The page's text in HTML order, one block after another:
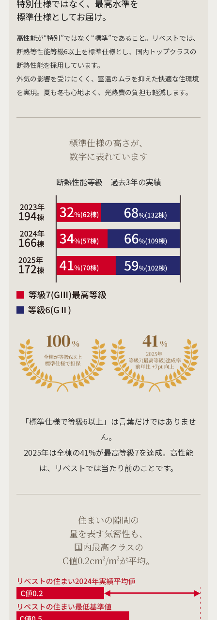
特別仕様ではなく、最高水準を
標準仕様としてお届け。
高性能が“特別”ではなく“標準”であること。リベストでは、
断熱等性能等級6以上を標準仕様とし、国内トップクラスの
断熱性能を採用しています。
外気の影響を受けにくく、室温のムラを抑えた快適な住環境
を実現。夏も冬も心地よく、光熱費の負担も軽減します。
標準仕様の高さが、
数字に表れています
断熱性能等級 過去3年の実績
「標準仕様で等級6以上」は言葉だけではありませ
ん。
2025年は全棟の41%が最高等級7を達成。高性能
は、リベストでは当たり前のことです。
住まいの隙間の
量を表す気密性も、
国内最高クラスの
C値0.2cm²/m²が平均。